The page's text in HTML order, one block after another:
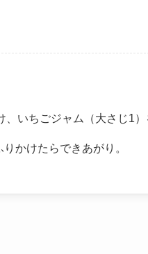
いちごジャム（大さじ1）
かけたらできあがり。